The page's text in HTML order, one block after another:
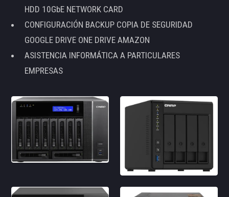
HDD 10GbE NETWORK CARD
CONFIGURACIÓN BACKUP COPIA DE SEGURIDAD
GOOGLE DRIVE ONE DRIVE AMAZON
ASISTENCIA INFORMÁTICA A PARTICULARES
EMPRESAS